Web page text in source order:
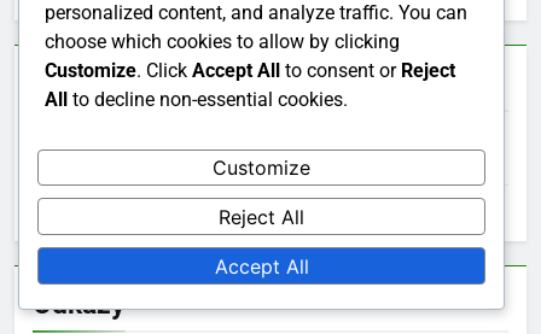
Archiv
Odkazy
personalized content, and analyze traffic. You can
choose which cookies to allow by clicking
Customize. Click Accept All to consent or Reject
All to decline non-essential cookies.
Customize
Reject All
Accept All